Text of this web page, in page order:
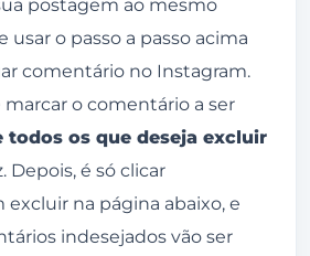
o passo a passo acima
comentário no Instagram.
marcar o comentário a ser
todos os que deseja excluir
Depois, é só clicar
na página abaixo, e
indesejados vão ser